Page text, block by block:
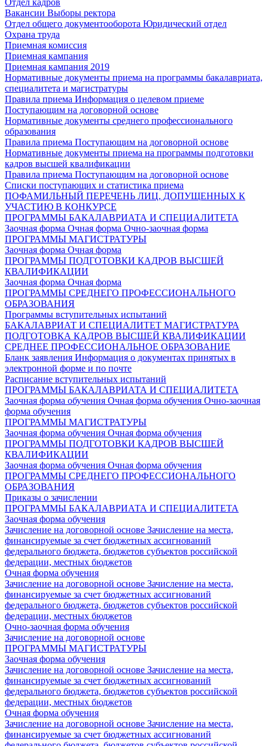
Вакансии Выборы ректора
Отдел общего документооборота Юридический отдел
Охрана труда
Приемная комиссия
Приемная кампания
Приемная кампания 2019
Нормативные документы приема на программы бакалавриата,
специалитета и магистратуры
Правила приема Информация о целевом приеме
Поступающим на договорной основе
Нормативные документы среднего профессионального
образования
Правила приема Поступающим на договорной основе
Нормативные документы приема на программы подготовки
кадров высшей квалификации
Правила приема Поступающим на договорной основе
Списки поступающих и статистика приема
ПОФАМИЛЬНЫЙ ПЕРЕЧЕНЬ ЛИЦ, ДОПУЩЕННЫХ К
УЧАСТИЮ В КОНКУРСЕ
ПРОГРАММЫ БАКАЛАВРИАТА И СПЕЦИАЛИТЕТА
Заочная форма Очная форма Очно-заочная форма
ПРОГРАММЫ МАГИСТРАТУРЫ
Заочная форма Очная форма
ПРОГРАММЫ ПОДГОТОВКИ КАДРОВ ВЫСШЕЙ
КВАЛИФИКАЦИИ
Заочная форма Очная форма
ПРОГРАММЫ СРЕДНЕГО ПРОФЕССИОНАЛЬНОГО
ОБРАЗОВАНИЯ
Программы вступительных испытаний
БАКАЛАВРИАТ И СПЕЦИАЛИТЕТ МАГИСТРАТУРА
ПОДГОТОВКА КАДРОВ ВЫСШЕЙ КВАЛИФИКАЦИИ
СРЕДНЕЕ ПРОФЕССИОНАЛЬНОЕ ОБРАЗОВАНИЕ
Бланк заявления Информация о документах принятых в
электронной форме и по почте
Расписание вступительных испытаний
ПРОГРАММЫ БАКАЛАВРИАТА И СПЕЦИАЛИТЕТА
Заочная форма обучения Очная форма обучения Очно-заочная
форма обучения
ПРОГРАММЫ МАГИСТРАТУРЫ
Заочная форма обучения Очная форма обучения
ПРОГРАММЫ ПОДГОТОВКИ КАДРОВ ВЫСШЕЙ
КВАЛИФИКАЦИИ
Заочная форма обучения Очная форма обучения
ПРОГРАММЫ СРЕДНЕГО ПРОФЕССИОНАЛЬНОГО
ОБРАЗОВАНИЯ
Приказы о зачислении
ПРОГРАММЫ БАКАЛАВРИАТА И СПЕЦИАЛИТЕТА
Заочная форма обучения
Зачисление на договорной основе Зачисление на места,
финансируемые за счет бюджетных ассигнований
федерального бюджета, бюджетов субъектов российской
федерации, местных бюджетов
Очная форма обучения
Зачисление на договорной основе Зачисление на места,
финансируемые за счет бюджетных ассигнований
федерального бюджета, бюджетов субъектов российской
федерации, местных бюджетов
Очно-заочная форма обучения
Зачисление на договорной основе
ПРОГРАММЫ МАГИСТРАТУРЫ
Заочная форма обучения
Зачисление на договорной основе Зачисление на места,
финансируемые за счет бюджетных ассигнований
федерального бюджета, бюджетов субъектов российской
федерации, местных бюджетов
Очная форма обучения
Зачисление на договорной основе Зачисление на места,
финансируемые за счет бюджетных ассигнований